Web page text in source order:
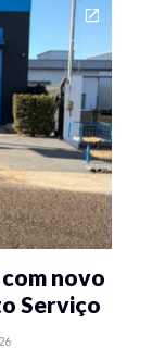
novo
Serviço